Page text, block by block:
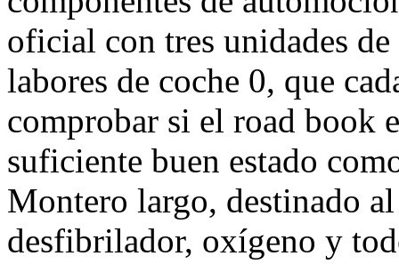
oficial con tres unidades
labores de coche 0, que
comprobar si el road book
suficiente buen estado
Montero largo, destinado
desfibrilador, oxígeno y